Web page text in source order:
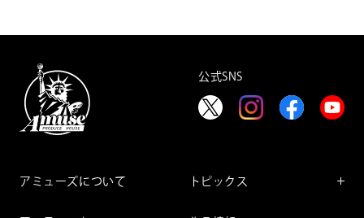
公式SNS
アミューズについて トピックス